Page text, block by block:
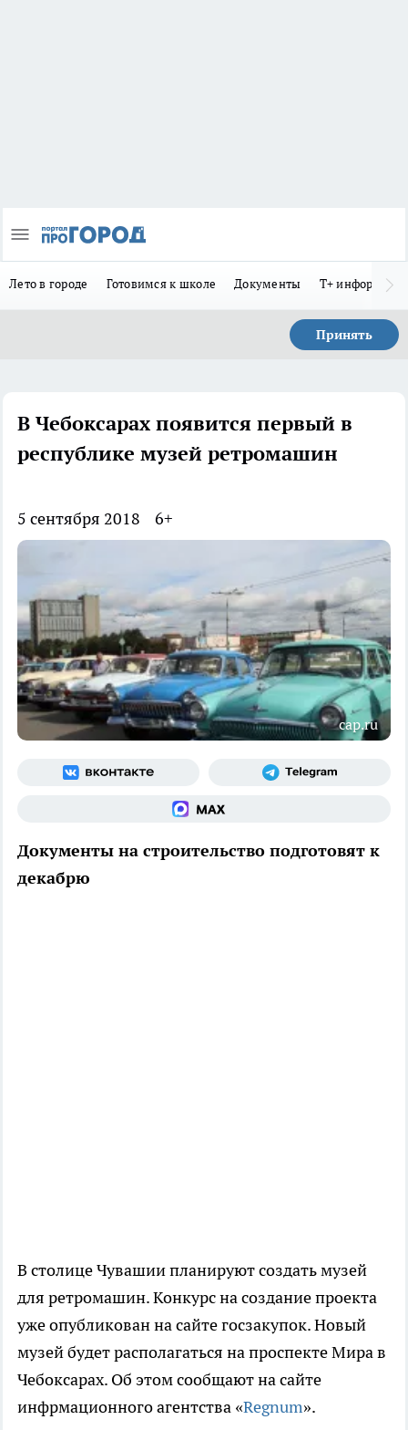
Лето в городе Готовимся к школе Документы Т+
Принять
В Чебоксарах появится первый в
республике музей ретромашин
5 сентября 2018 6+
cap.ru
Документы на строительство подготовят к
декабрю
В столице Чувашии планируют создать музей
для ретромашин. Конкурс на создание проекта
уже опубликован на сайте госзакупок. Новый
музей будет располагаться на проспекте Мира в
Чебоксарах. Об этом сообщают на сайте
инфрмационного агентства «Regnum».